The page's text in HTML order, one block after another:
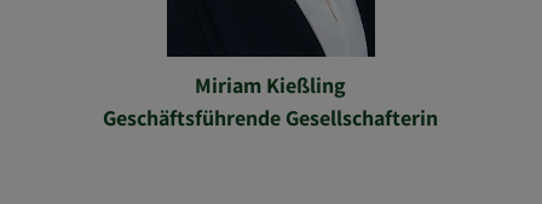
Miriam Kießling
Geschäftsführende Gesellschafterin